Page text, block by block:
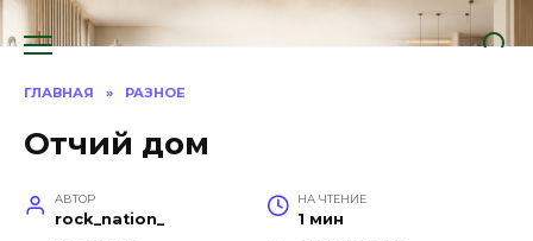
Перейти
к
ГЛАВНАЯ » РАЗНОЕ
Отчий дом
АВТОР
rock_nation_
НА ЧТЕНИЕ
1 мин